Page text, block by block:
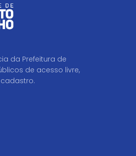
da Prefeitura de
de acesso livre,